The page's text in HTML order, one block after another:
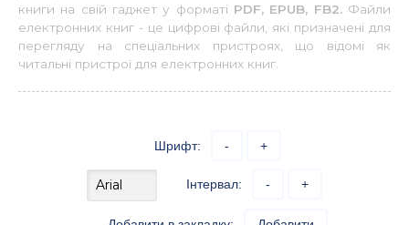
книги на свій гаджет у форматі PDF, EPUB, FB2.Файли
електронних книг - це цифрові файли, які призначені для
перегляду на спеціальних пристроях, що відомі як
читальні пристрої для електронних книг.
Шрифт: - +
Інтервал: - +